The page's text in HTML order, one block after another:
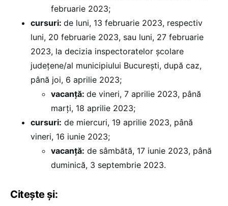
februarie 2023;
cursuri: de luni, 13 februarie 2023, respectiv
luni, 20 februarie 2023, sau luni, 27 februarie
2023, la decizia inspectoratelor școlare
județene/al municipiului București, după caz,
până joi, 6 aprilie 2023;
vacanță: de vineri, 7 aprilie 2023, până
marți, 18 aprilie 2023;
cursuri: de miercuri, 19 aprilie 2023, până
vineri, 16 iunie 2023;
vacanță: de sâmbătă, 17 iunie 2023, până
duminică, 3 septembrie 2023.
Citește și: